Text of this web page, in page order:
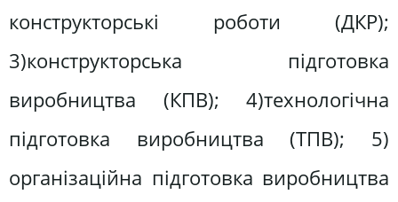
конструкторські роботи (ДКР);
3)конструкторська підготовка
виробництва (КПВ); 4)технологічна
підготовка виробництва (ТПВ); 5)
організаційна підготовка виробництва